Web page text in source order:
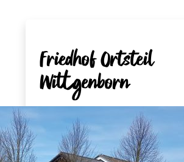
Friedhof Ortsteil
Wittgenborn